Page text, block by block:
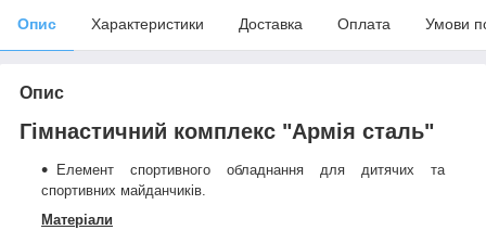
Опис Характеристики Доставка Оплата Умови
Опис
Гімнастичний комплекс "Армія сталь"
Елемент спортивного обладнання для дитячих та
спортивних майданчиків.
Матеріали